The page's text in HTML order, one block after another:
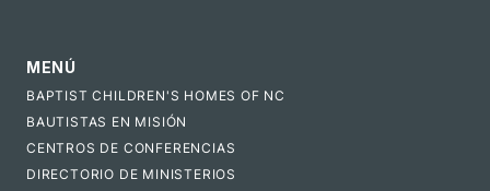
MENÚ
BAPTIST CHILDREN'S HOMES OF NC
BAUTISTAS EN MISIÓN
CENTROS DE CONFERENCIAS
DIRECTORIO DE MINISTERIOS